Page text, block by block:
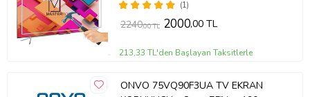
(1)
2240,00 TL 2000,00 TL
213,33 TL'den Başlayan Taksitlerle
ONVO 75VQ90F3UA TV EKRAN